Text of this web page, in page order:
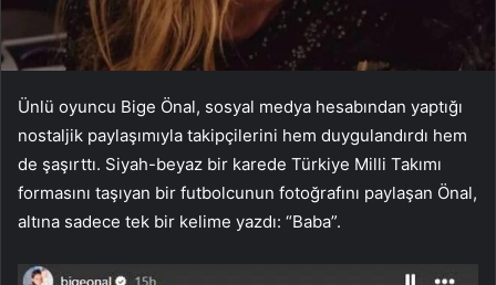
Ünlü oyuncu Bige Önal, sosyal medya hesabından yaptığı
nostaljik paylaşımıyla takipçilerini hem duygulandırdı hem
de şaşırttı. Siyah-beyaz bir karede Türkiye Milli Takımı
formasını taşıyan bir futbolcunun fotoğrafını paylaşan Önal,
altına sadece tek bir kelime yazdı: “Baba”.